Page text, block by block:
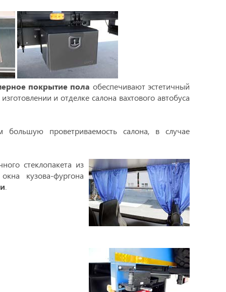
покрытие пола обеспечивают эстетичный
и отделке салона вахтового автобуса
большую проветриваемость салона, в случае
стеклопакета из
кузова-фургона